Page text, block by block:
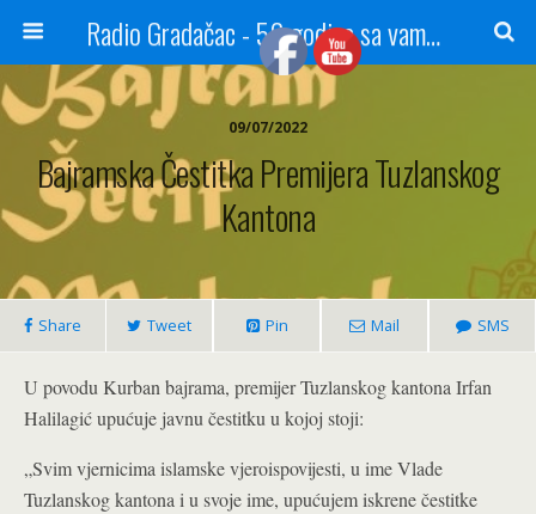
Radio Gradačac - 56 godina sa vama...
09/07/2022
Bajramska Čestitka Premijera Tuzlanskog
Kantona
Share Tweet Pin Mail SMS
U povodu Kurban bajrama, premijer Tuzlanskog kantona Irfan
Halilagić upućuje javnu čestitku u kojoj stoji:
„Svim vjernicima islamske vjeroispovijesti, u ime Vlade
Tuzlanskog kantona i u svoje ime, upućujem iskrene čestitke